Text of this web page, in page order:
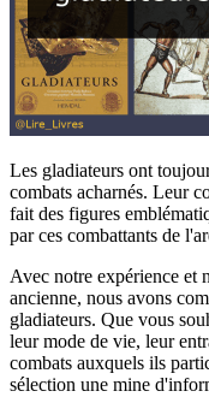
Les gladiateurs ont
combats acharnés. Leur
fait des figures
par ces combattants de
Avec notre expérience et
ancienne, nous avons
gladiateurs. Que vous
leur mode de vie, leur
combats auxquels ils
sélection une mine